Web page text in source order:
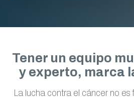
Tener un equipo
y experto, marca
La lucha contra el cáncer no